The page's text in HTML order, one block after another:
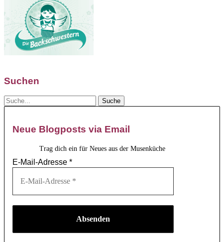
Suchen
Neue Blogposts via Email
Trag dich ein für Neues aus der Musenküche
E-Mail-Adresse *